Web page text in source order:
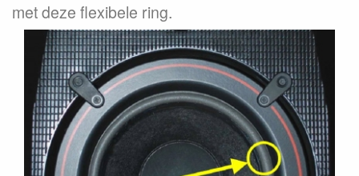
met deze flexibele ring.